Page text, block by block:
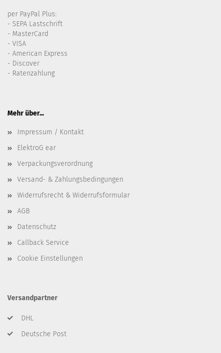
per PayPal Plus:
- SEPA Lastschrift
- MasterCard
- VISA
- American Express
- Discover
- Ratenzahlung
Mehr über...
Impressum / Kontakt
ElektroG ear
Verpackungsverordnung
Versand- & Zahlungsbedingungen
Widerrufsrecht & Widerrufsformular
AGB
Datenschutz
Callback Service
Cookie Einstellungen
Versandpartner
DHL
Deutsche Post